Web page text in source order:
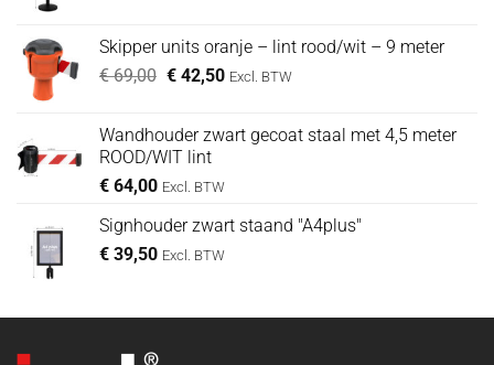
€ 99,00.€ 89,00.
Skipper units oranje – lint rood/wit – 9 meter
€69,00 Oorspronkelijke
€ 69,00.
€42,50Huidige
€ 42,50.
Excl. BTW
Wandhouder zwart gecoat staal met 4,5 meter
ROOD/WIT lint
€ 64,00 Excl. BTW
Signhouder zwart staand "A4plus"
€ 39,50 Excl. BTW